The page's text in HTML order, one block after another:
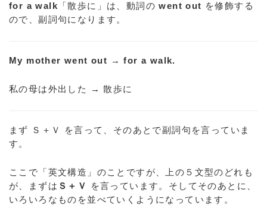
for a walk 「散歩に」は、動詞のwent out を修飾する
ので、副詞句になります。
My mother went out →for a walk.
私の母は外出した → 散歩に
まず Ｓ＋Ｖ を言って、そのあとで副詞句を言っていま
す。
ここで「英文構造」のことですが、上の５文型のどれも
が、まずは Ｓ＋Ｖ
を言っています。そしてそのあとに、
いろいろなものを並べていくようになっています。